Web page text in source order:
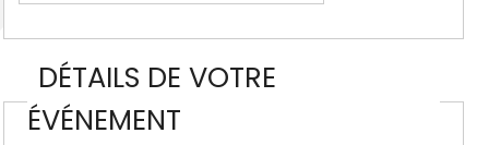
DÉTAILS DE VOTRE
ÉVÉNEMENT